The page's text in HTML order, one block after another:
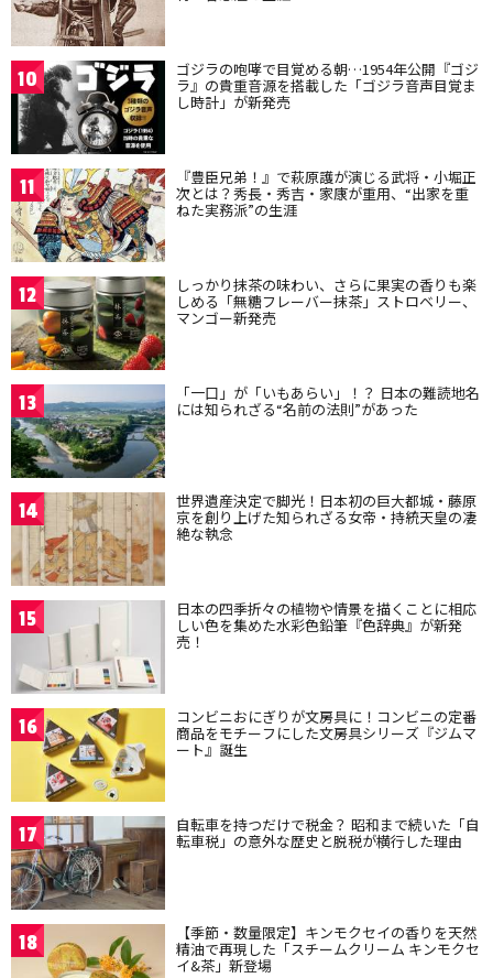
10 ゴジラの咆哮で目覚める朝…1954年公開『ゴジ
ラ』の貴重音源を搭載した「ゴジラ音声目覚ま
し時計」が新発売
11 『豊臣兄弟！』で萩原護が演じる武将・小堀正
次とは？秀長・秀吉・家康が重用、“出家を重
ねた実務派”の生涯
12 しっかり抹茶の味わい、さらに果実の香りも楽
しめる「無糖フレーバー抹茶」ストロベリー、
マンゴー新発売
13 「一口」が「いもあらい」！？ 日本の難読地名
には知られざる“名前の法則”があった
14 世界遺産決定で脚光！日本初の巨大都城・藤原
京を創り上げた知られざる女帝・持統天皇の凄
絶な執念
15 日本の四季折々の植物や情景を描くことに相応
しい色を集めた水彩色鉛筆『色辞典』が新発
売！
16 コンビニおにぎりが文房具に！コンビニの定番
商品をモチーフにした文房具シリーズ『ジムマ
ート』誕生
17 自転車を持つだけで税金？ 昭和まで続いた「自
転車税」の意外な歴史と脱税が横行した理由
18 【季節・数量限定】キンモクセイの香りを天然
精油で再現した「スチームクリーム キンモクセ
イ&茶」新登場